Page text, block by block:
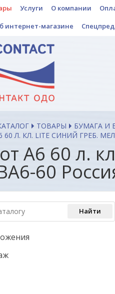
Услуги О компании
интернет-магазине
ТОВАРЫ БУМАГА И
Л. КЛ. LITE СИНИЙ ГРЕБ.
А6 60 л.
60